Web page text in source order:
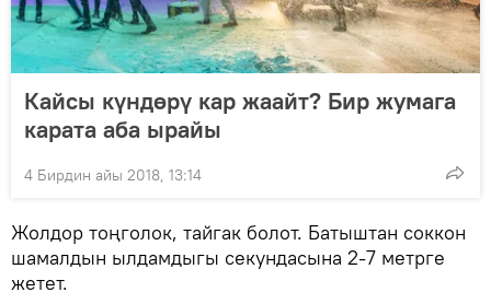
Кайсы күндөрү кар жаайт? Бир жумага
карата аба ырайы
4 Бирдин айы 2018, 13:14
Жолдор тоңголок, тайгак болот. Батыштан соккон
шамалдын ылдамдыгы секундасына 2-7 метрге
жетет.